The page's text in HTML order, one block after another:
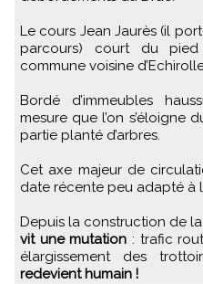
Le cours Jean Jaurès (il
parcours) court du
commune voisine
Bordé d’immeubles
mesure que l’on s’éloigne
partie planté d’arbres.
Cet axe majeur de
date récente peu adapté à
Depuis la construction de
vit une mutation : trafic
élargissement des
redevient humain !